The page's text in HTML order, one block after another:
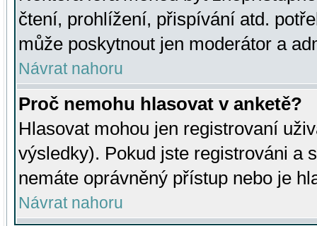
čtení, prohlížení, přispívání atd.
může poskytnout jen moderátor a
Návrat nahoru
Proč nemohu hlasovat v anketě?
Hlasovat mohou jen registrovaní
výsledky). Pokud jste registrováni a
nemáte oprávněný přístup nebo je
Návrat nahoru